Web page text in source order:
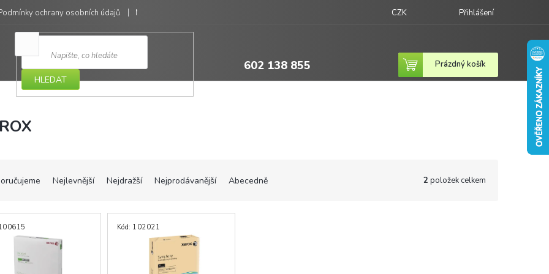
ochrany osobních údajů Moje objednávka CZK Přihlášení
HLEDAT
602 138 855
Nákupní
košík
Prázdný košík
Nejlevnější Nejdražší Nejprodávanější Abecedně 2 položek celkem
Kód: 102021